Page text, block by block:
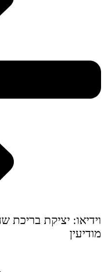
וידיאו: יציקת בריכת
מודיעין